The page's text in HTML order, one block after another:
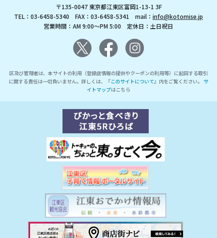
〒135-0047 東京都江東区富岡1-13-1 3F
TEL：03-6458-5340 FAX：03-6458-5341 mail： info@kotomise.jp
営業時間：AM 9:00～PM 5:00 定休日：土日祝日
区及び管理者は、本サイトの利用（登録店情報の提供やクーポンの利用等）に起因する取引
に関する責任は一切負いません。詳しくは、『このサイトについて』内をご覧ください。 サ
イトマップはこちら